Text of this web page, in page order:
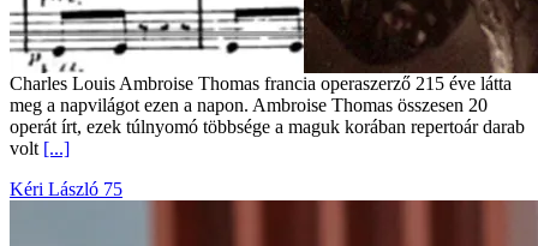
Charles Louis Ambroise Thomas francia operaszerző 215 éve látta
meg a napvilágot ezen a napon. Ambroise Thomas összesen 20
operát írt, ezek túlnyomó többsége a maguk korában repertoár darab
volt [...]
Kéri László 75